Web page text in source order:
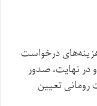
درخواست
در نهایت، صدور
تعیین